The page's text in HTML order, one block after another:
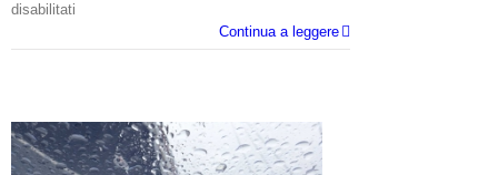
disabilitati
Vento
stop
&
go
Continua a leggere